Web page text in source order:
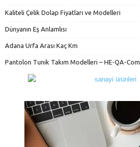
Kaliteli Çelik Dolap Fiyatları ve Modelleri
Dünyanın Eş Anlamlısı
Adana Urfa Arası Kaç Km
Pantolon Tunik Takım Modelleri – HE-QA-Com